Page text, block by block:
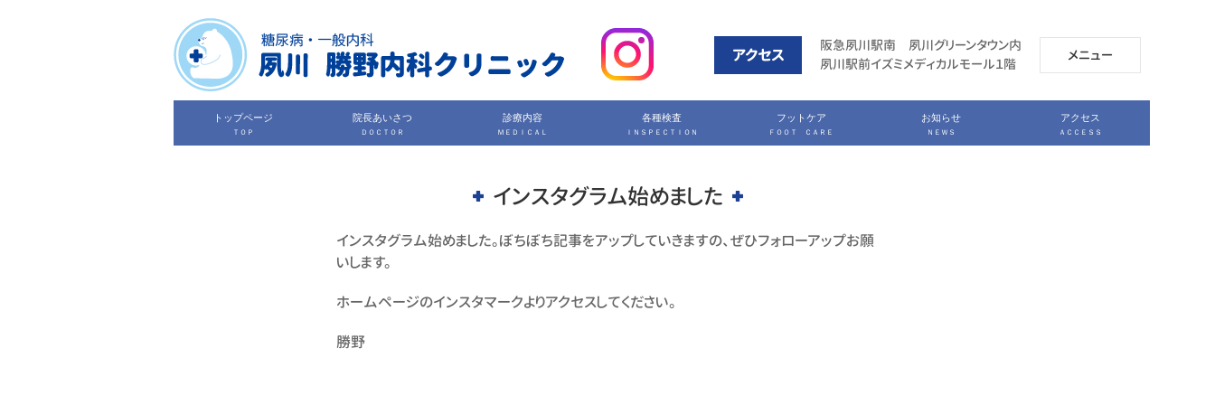
アクセス
阪急夙川駅南 夙川グリーンタウン内
夙川駅前イズミメディカルモール１階
メニュー
トップページ
ＴＯＰ
院長あいさつ
ＤＯＣＴＯＲ
診療内容
ＭＥＤＩＣＡＬ
各種検査
ＩＮＳＰＥＣＴＩＯＮ
フットケア
ＦＯＯＴ ＣＡＲＥ
お知らせ
ＮＥＷＳ
アクセス
ＡＣＣＥＳＳ
インスタグラム始めました
インスタグラム始めました。ぼちぼち記事をアップしていきますの、ぜひフォローアップお願
いします。
ホームページのインスタマークよりアクセスしてください。
勝野